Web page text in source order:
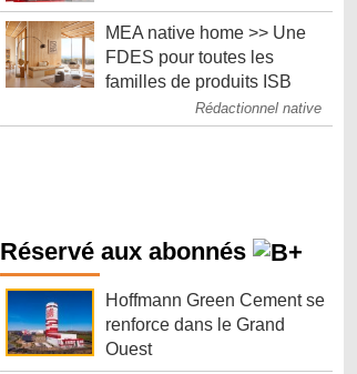
MEA native home >> Une
FDES pour toutes les
familles de produits ISB
Rédactionnel native
Réservé aux abonnés
Hoffmann Green Cement se
renforce dans le Grand
Ouest